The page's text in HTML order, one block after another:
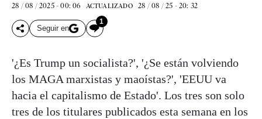
28 / 08 / 2025 - 00: 06 ACTUALIZADO 28 / 08 / 25 - 20: 32
Seguir en
1
'¿Es Trump un socialista?', '¿Se están volviendo
los MAGA marxistas y maoístas?', 'EEUU va
hacia el capitalismo de Estado'. Los tres son solo
tres de los titulares publicados esta semana en los